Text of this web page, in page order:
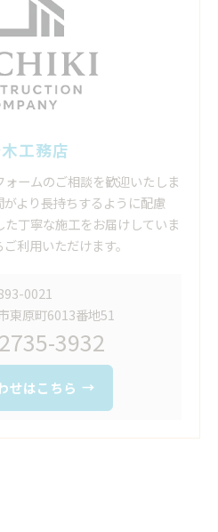
工務店
ームのご相談を歓迎いたしま
より長持ちするように配慮
丁寧な施工をお届けしていま
利用いただけます。
0021
東原町6013番地51
3932
せはこちら